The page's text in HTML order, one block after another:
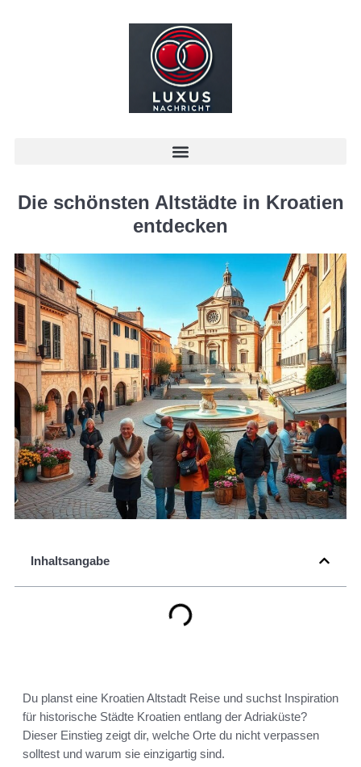
Die schönsten Altstädte in Kroatien
entdecken
Inhaltsangabe
Du planst eine Kroatien Altstadt Reise und suchst Inspiration
für historische Städte Kroatien entlang der Adriaküste?
Dieser Einstieg zeigt dir, welche Orte du nicht verpassen
solltest und warum sie einzigartig sind.